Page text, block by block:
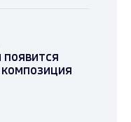
появится